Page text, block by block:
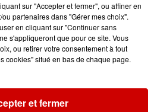
Voir plus
sur "Accepter et fermer", ou affiner en
partenaires dans "Gérer mes choix".
en cliquant sur "Continuer sans
s'appliqueront que pour ce site. Vous
ou retirer votre consentement à tout
cookies" situé en bas de chaque page.
et fermer